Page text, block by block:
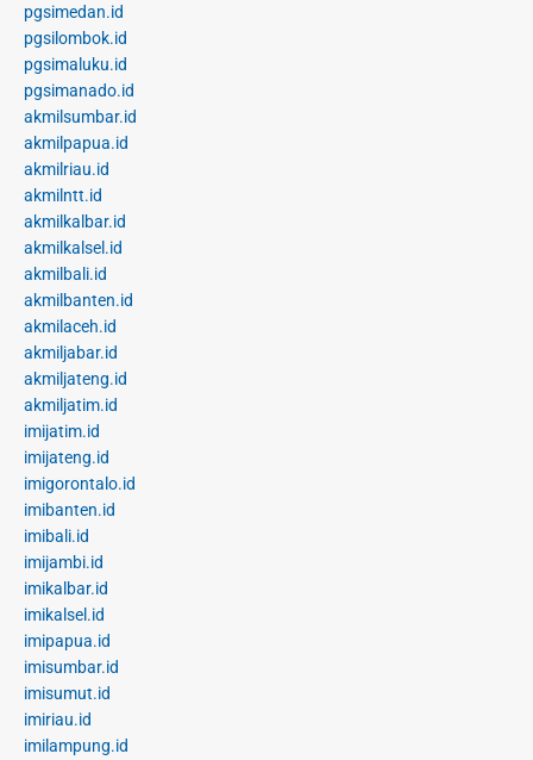
pgsimedan.id
pgsilombok.id
pgsimaluku.id
pgsimanado.id
akmilsumbar.id
akmilpapua.id
akmilriau.id
akmilntt.id
akmilkalbar.id
akmilkalsel.id
akmilbali.id
akmilbanten.id
akmilaceh.id
akmiljabar.id
akmiljateng.id
akmiljatim.id
imijatim.id
imijateng.id
imigorontalo.id
imibanten.id
imibali.id
imijambi.id
imikalbar.id
imikalsel.id
imipapua.id
imisumbar.id
imisumut.id
imiriau.id
imilampung.id